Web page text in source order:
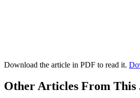
Download the article in PDF to read it.
Other Articles From This